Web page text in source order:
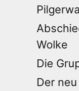
Wolke
Die
Der